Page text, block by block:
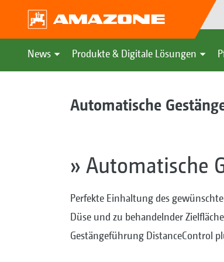
News Produkte & Digitale Lösungen
Automatische
» Automatische
Perfekte Einhaltung des
Düse und zu behandelnder
Gestängeführung DistanceControl